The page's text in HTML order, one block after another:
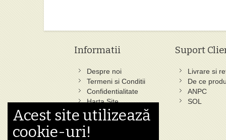
Informatii
Despre noi
Termeni si Conditii
Confidentialitate
Harta Site
Ce au cautat altii
Cautare Avansata
Suport
Livrare si
De ce
ANPC
SOL
Acest site utilizează
cookie-uri!